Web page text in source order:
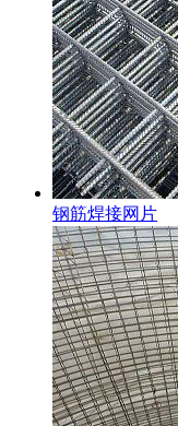
钢筋焊接网片